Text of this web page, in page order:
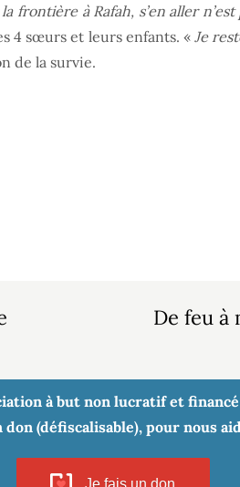
frontière à Rafah, s’en aller
4 sœurs et leurs enfants. «Je
de la survie.
De feu à
à but non lucratif et
(défiscalisable), pour nous
Je fais un don